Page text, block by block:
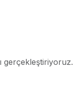
gerçekleştiriyoruz.